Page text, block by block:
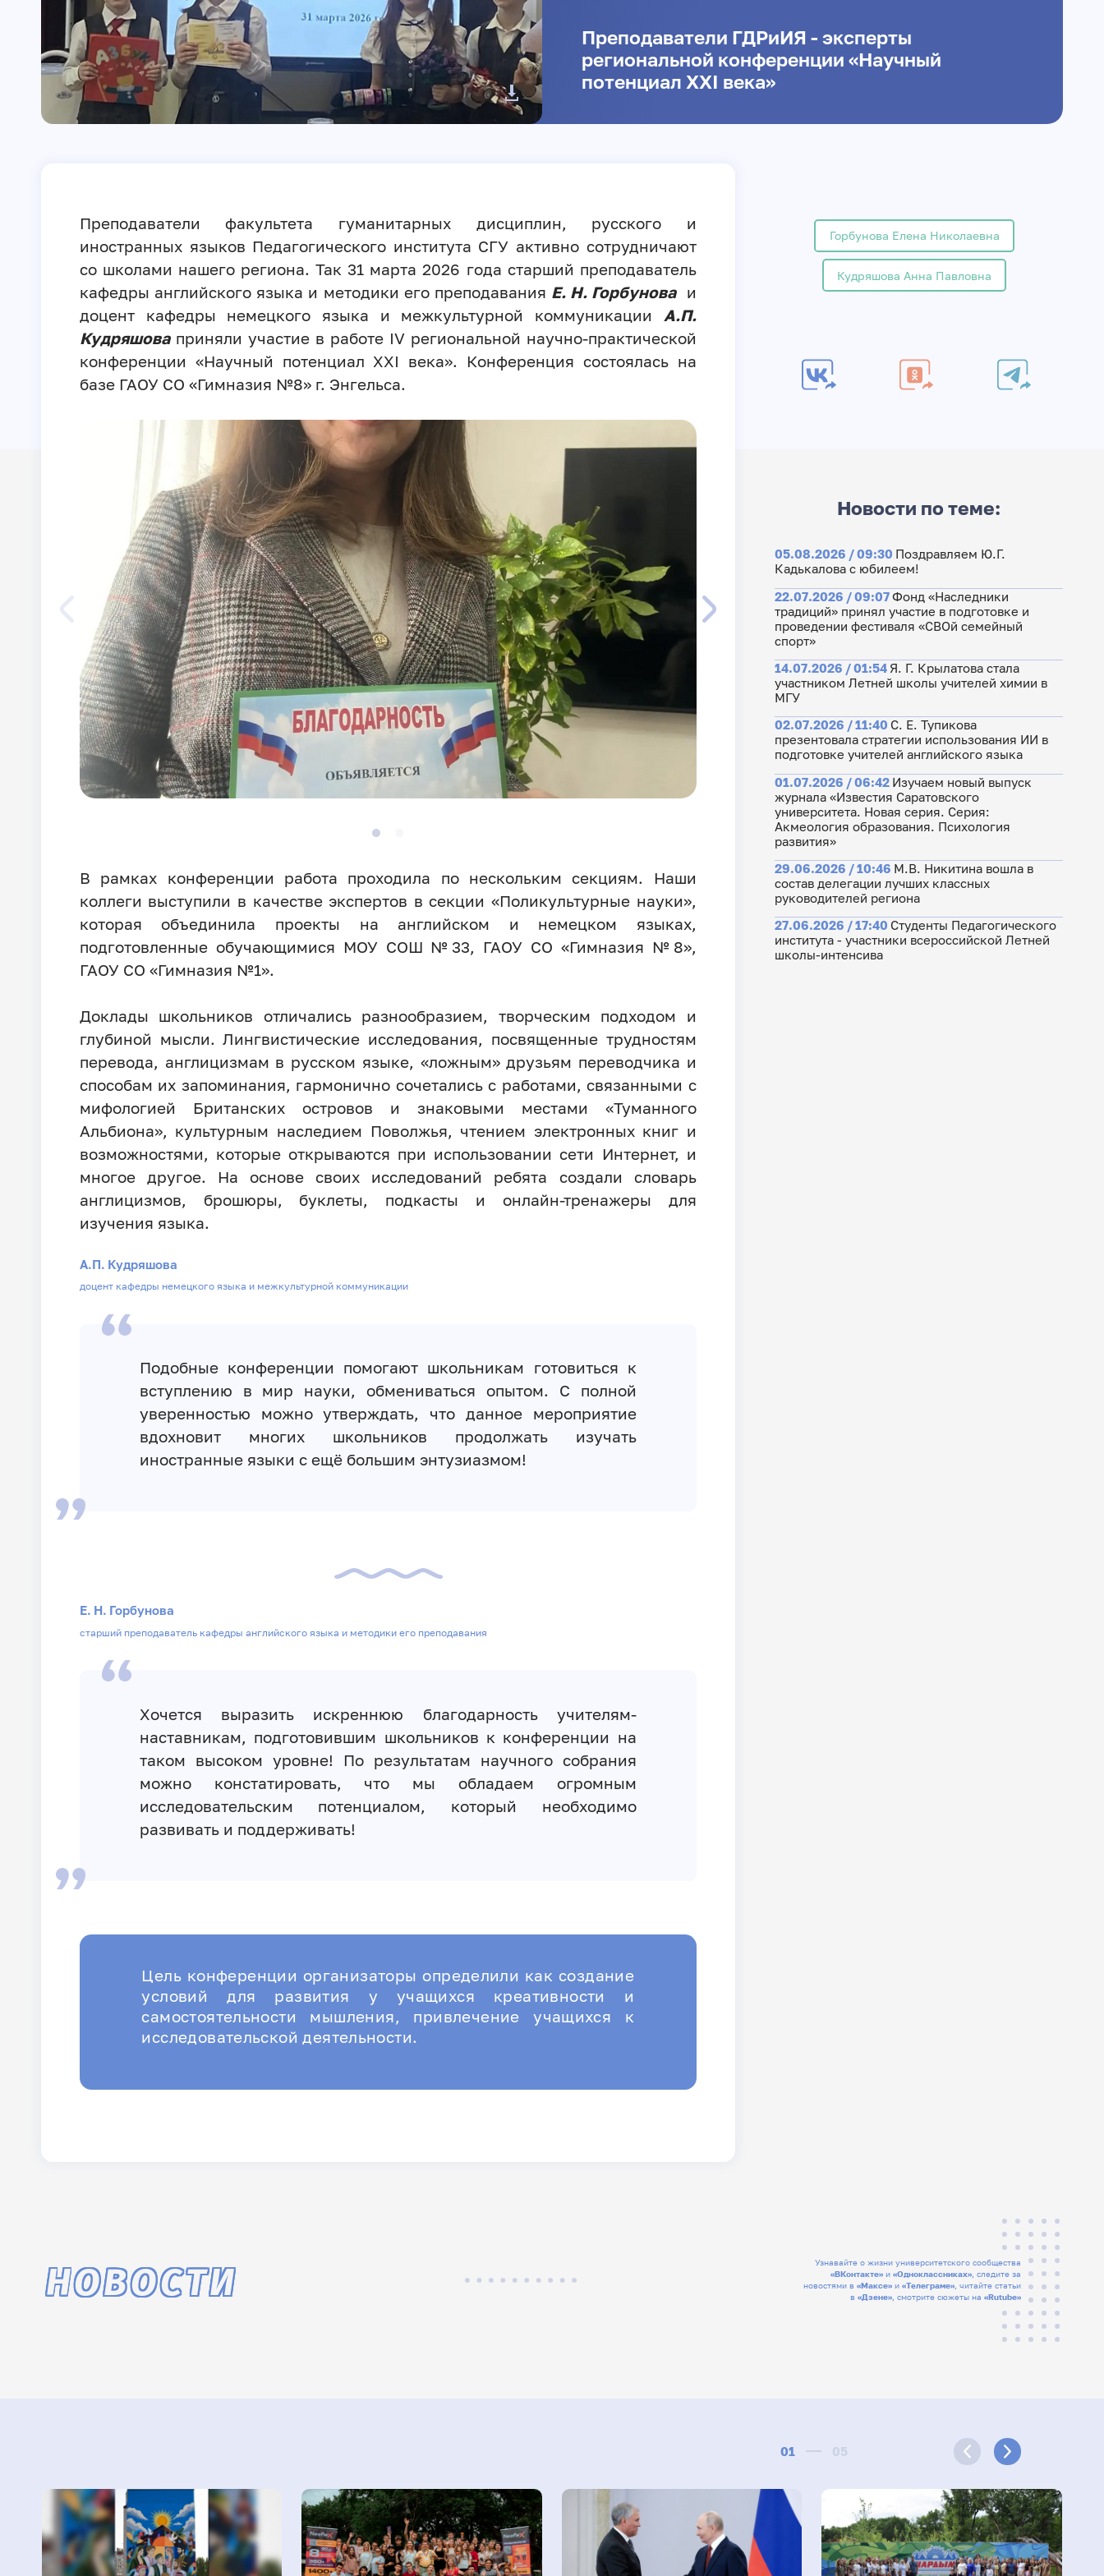
Преподаватели ГДРиИЯ - эксперты
региональной конференции «Научный
потенциал XXI века»
Преподаватели факультета гуманитарных дисциплин, русского и
иностранных языков Педагогического института СГУ активно сотрудничают
со школами нашего региона. Так 31 марта 2026 года старший преподаватель
кафедры английского языка и методики его преподавания Е. Н. Горбуноваи
доцент кафедры немецкого языка и межкультурной коммуникации А.П.
Кудряшоваприняли участие в работе IV региональной научно-практической
конференции «Научный потенциал XXI века». Конференция состоялась на
базе ГАОУ СО «Гимназия №8» г. Энгельса.
В рамках конференции работа проходила по нескольким секциям. Наши
коллеги выступили в качестве экспертов в секции «Поликультурные науки»,
которая объединила проекты на английском и немецком языках,
подготовленные обучающимися МОУ СОШ №33, ГАОУ СО «Гимназия №8»,
ГАОУ СО «Гимназия №1».
Доклады школьников отличались разнообразием, творческим подходом и
глубиной мысли. Лингвистические исследования, посвященные трудностям
перевода, англицизмам в русском языке, «ложным» друзьям переводчика и
способам их запоминания, гармонично сочетались с работами, связанными с
мифологией Британских островов и знаковыми местами «Туманного
Альбиона», культурным наследием Поволжья, чтением электронных книг и
возможностями, которые открываются при использовании сети Интернет, и
многое другое. На основе своих исследований ребята создали словарь
англицизмов, брошюры, буклеты, подкасты и онлайн-тренажеры для
изучения языка.
А.П. Кудряшова
доцент кафедры немецкого языка и межкультурной коммуникации
Подобные конференции помогают школьникам готовиться к
вступлению в мир науки, обмениваться опытом. С полной
уверенностью можно утверждать, что данное мероприятие
вдохновит многих школьников продолжать изучать
иностранные языки с ещё большим энтузиазмом!
Е. Н. Горбунова
старший преподаватель кафедры английского языка и методики его преподавания
Хочется выразить искреннюю благодарность учителям-
наставникам, подготовившим школьников к конференции на
таком высоком уровне! По результатам научного собрания
можно констатировать, что мы обладаем огромным
исследовательским потенциалом, который необходимо
развивать и поддерживать!
Цель конференции организаторы определили как создание
условий для развития у учащихся креативности и
самостоятельности мышления, привлечение учащихся к
исследовательской деятельности.
Горбунова Елена Николаевна
Кудряшова Анна Павловна
Новости по теме:
05.08.2026 / 09:30 Поздравляем Ю.Г.
Кадькалова с юбилеем!
22.07.2026 / 09:07Фонд «Наследники
традиций» принял участие в подготовке и
проведении фестиваля «СВОй семейный
спорт»
14.07.2026 / 01:54 Я. Г. Крылатова стала
участником Летней школы учителей химии в
МГУ
02.07.2026 / 11:40 С. Е. Тупикова
презентовала стратегии использования ИИ в
подготовке учителей английского языка
01.07.2026 / 06:42 Изучаем новый выпуск
журнала «Известия Саратовского
университета. Новая серия. Серия:
Акмеология образования. Психология
развития»
29.06.2026 / 10:46 М.В. Никитина вошла в
состав делегации лучших классных
руководителей региона
27.06.2026 / 17:40 Студенты Педагогического
института - участники всероссийской Летней
школы-интенсива
Узнавайте о жизни университетского сообщества
«ВКонтакте» и«Одноклассниках» , следите за
новостями в«Максе» и«Телеграме» , читайте статьи
в«Дзене» , смотрите сюжеты на«Rutube»
НОВОСТИ
01 05